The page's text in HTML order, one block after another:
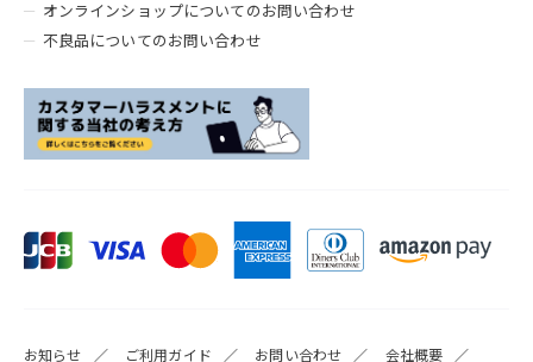
オンラインショップについてのお問い合わせ
不良品についてのお問い合わせ
お知らせ ご利用ガイド お問い合わせ 会社概要